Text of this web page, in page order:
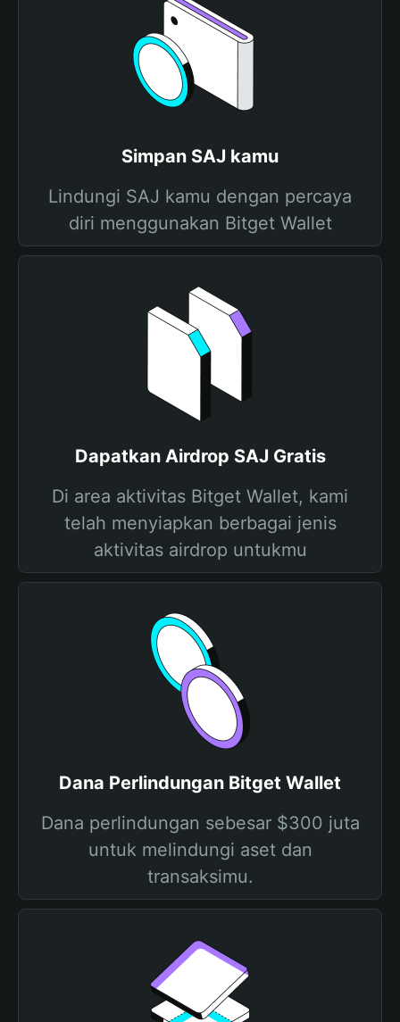
Simpan SAJ kamu
Lindungi SAJ kamu dengan percaya
diri menggunakan Bitget Wallet
Dapatkan Airdrop SAJ Gratis
Di area aktivitas Bitget Wallet, kami
telah menyiapkan berbagai jenis
aktivitas airdrop untukmu
Dana Perlindungan Bitget Wallet
Dana perlindungan sebesar $300 juta
untuk melindungi aset dan
transaksimu.